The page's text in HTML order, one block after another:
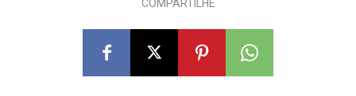
COMPARTILHE